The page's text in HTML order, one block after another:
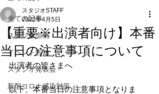
全ての記事
スタジオ企画
イベント告知
スタジオ発表会
新型コロナ感染対策
【重要※出演者向け】本番
当日の注意事項について
スタジオSTAFF
2022年4月5日
出演者の皆さまへ
以下、本番当日の注意事項となりま